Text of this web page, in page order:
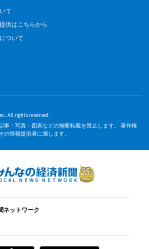
て
供はこちらから
ついて
All rights reserved.
事・写真・図表などの無断転載を禁止します。 著作権
情報提供者に属します。
ネットワーク